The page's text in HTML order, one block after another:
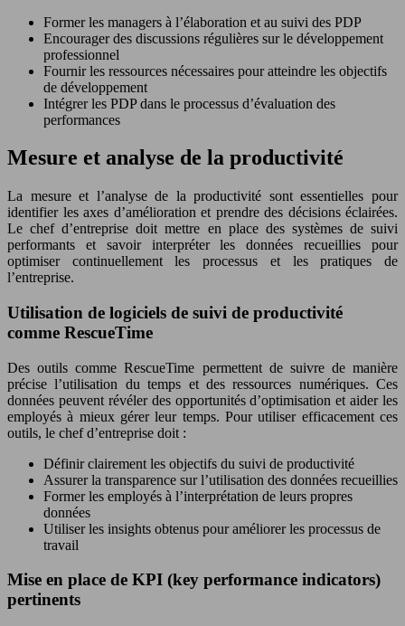
Former les managers à l’élaboration et au suivi des PDP
Encourager des discussions régulières sur le développement
professionnel
Fournir les ressources nécessaires pour atteindre les objectifs
de développement
Intégrer les PDP dans le processus d’évaluation des
performances
Mesure et analyse de la productivité
La mesure et l’analyse de la productivité sont essentielles pour
identifier les axes d’amélioration et prendre des décisions éclairées.
Le chef d’entreprise doit mettre en place des systèmes de suivi
performants et savoir interpréter les données recueillies pour
optimiser continuellement les processus et les pratiques de
l’entreprise.
Utilisation de logiciels de suivi de productivité
comme RescueTime
Des outils comme RescueTime permettent de suivre de manière
précise l’utilisation du temps et des ressources numériques. Ces
données peuvent révéler des opportunités d’optimisation et aider les
employés à mieux gérer leur temps. Pour utiliser efficacement ces
outils, le chef d’entreprise doit :
Définir clairement les objectifs du suivi de productivité
Assurer la transparence sur l’utilisation des données recueillies
Former les employés à l’interprétation de leurs propres
données
Utiliser les insights obtenus pour améliorer les processus de
travail
Mise en place de KPI (key performance indicators)
pertinents